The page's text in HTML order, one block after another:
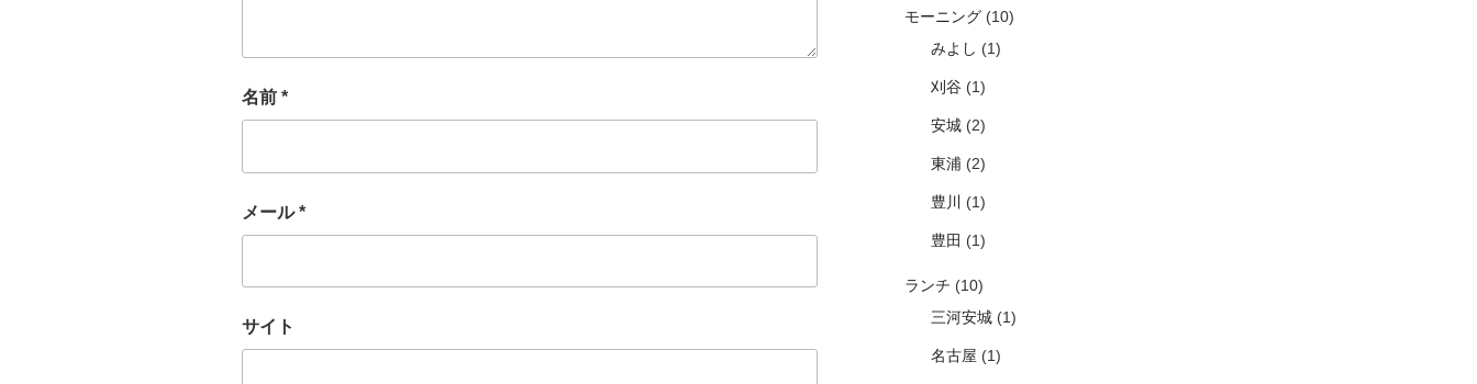
名前 *
メール*
サイト
モーニング(10)
みよし (1)
刈谷(1)
安城(2)
東浦 (2)
豊川 (1)
豊田 (1)
ランチ (10)
三河安城(1)
名古屋 (1)